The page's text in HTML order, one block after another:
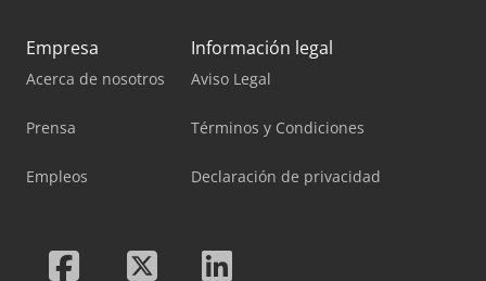
Empresa
Acerca de nosotros
Prensa
Empleos
Información legal
Aviso Legal
Términos y Condiciones
Declaración de privacidad